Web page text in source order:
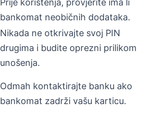
Prije korištenja, provjerite ima li
bankomat neobičnih dodataka.
Nikada ne otkrivajte svoj PIN
drugima i budite oprezni prilikom
unošenja.
Odmah kontaktirajte banku ako
bankomat zadrži vašu karticu.